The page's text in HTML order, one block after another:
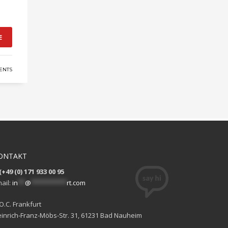
(0) 171 933 00 95
in @ rt.com
Frankfurt
Franz-Möbs-Str. 31, 61231 Bad Nauheim